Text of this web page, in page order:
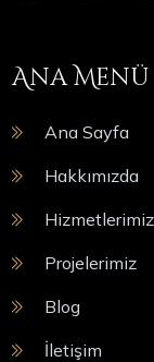
Ana Menü
Ana Sayfa
Hakkımızda
Hizmetlerimiz
Projelerimiz
Blog
İletişim